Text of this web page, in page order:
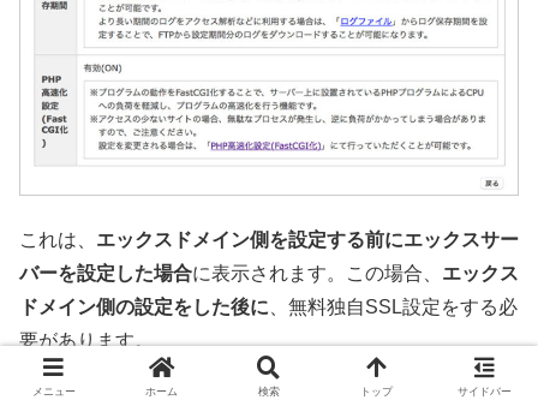
これは、 エックスドメイン側を設定する前にエックスサー
バーを設定した場合に表示されます。この場合、 エックス
ドメイン側の設定をした後に 、無料独自SSL設定をする必
要があります。
メニュー ホーム 検索 トップ サイドバー